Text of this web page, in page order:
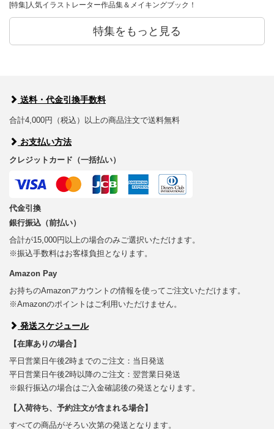
[特集]人気イラストレーター作品集＆メイキングブック！
特集をもっと見る
送料・代金引換手数料
合計4,000円（税込）以上の商品注文で送料無料
お支払い方法
クレジットカード（一括払い）
代金引換
銀行振込（前払い）
合計が15,000円以上の場合のみご選択いただけます。
※振込手数料はお客様負担となります。
Amazon Pay
お持ちのAmazonアカウントの情報を使ってご注文いただけます。
※Amazonのポイントはご利用いただけません。
発送スケジュール
【在庫ありの場合】
平日営業日午後2時までのご注文：当日発送
平日営業日午後2時以降のご注文：翌営業日発送
※銀行振込の場合はご入金確認後の発送となります。
【入荷待ち、予約注文が含まれる場合】
すべての商品がそろい次第の発送となります。